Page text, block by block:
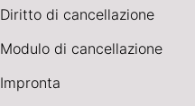
Diritto di cancellazione
Modulo di cancellazione
Impronta